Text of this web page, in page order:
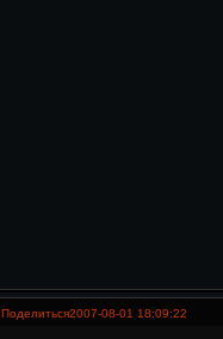
Поделиться2007-08-01 18:09:22